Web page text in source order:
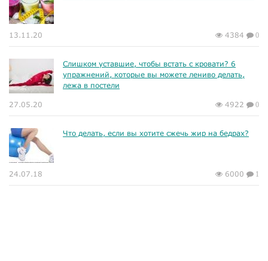
13.11.20 4384 0
Слишком уставшие, чтобы встать с кровати? 6
упражнений, которые вы можете лениво делать,
лежа в постели
27.05.20 4922 0
Что делать, если вы хотите сжечь жир на бедрах?
24.07.18 6000 1